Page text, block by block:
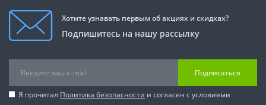
Хотите узнавать первым об акциях и скидках?
Подпишитесь на нашу рассылку
Подписаться
Я прочитал Политика безопасности и согласен с условиями